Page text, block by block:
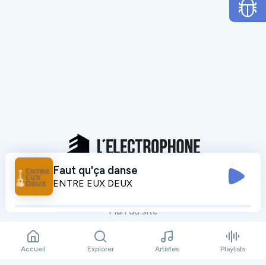
Mentions légales
Plan du site
Faut qu'ça danse
ENTRE EUX DEUX
Accueil Explorer Artistes Playlists